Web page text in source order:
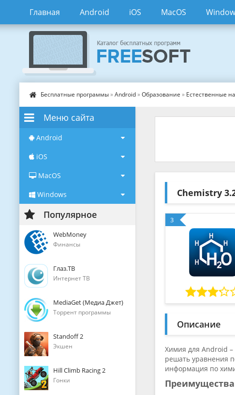
Главная Android iOS MacOS
Бесплатные программы»Android»Образование » Естественные
Меню сайта
Android
iOS
MacOS
Windows
Популярное
WebMoney
Финансы
Глаз.ТВ
Интернет ТВ
MediaGet (Медиа Джет)
Торрент программы
Standoff 2
Экшен
Hill Climb Racing 2
Гонки
Chemistry
3
Описание
Химия для Android
решать уравнения
информация по
Преимущества